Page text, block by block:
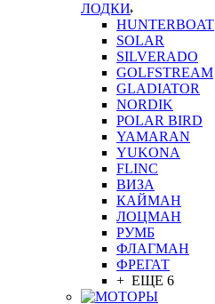
ЛОДКИ
HUNTERBOAT
SOLAR
SILVERADO
GOLFSTREAM
GLADIATOR
NORDIK
POLAR BIRD
YAMARAN
YUKONA
FLINC
ВИЗА
КАЙМАН
ЛОЦМАН
РУМБ
ФЛАГМАН
ФРЕГАТ
+ ЕЩЕ 6